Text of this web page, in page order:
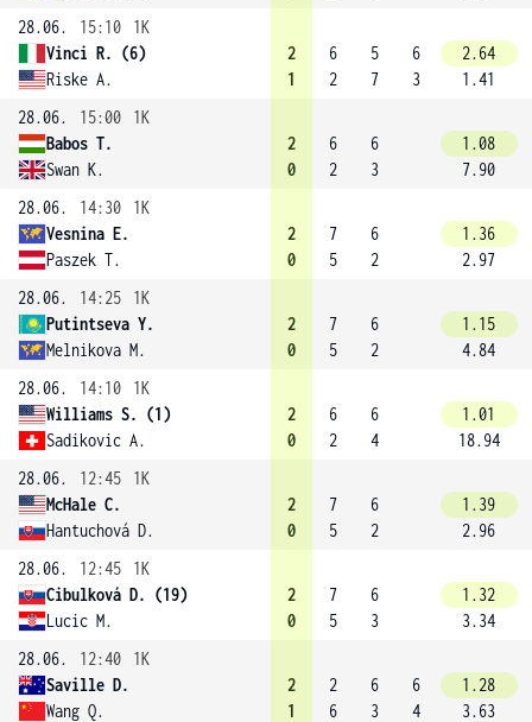
28.06.
15:10
1K
Vinci R. (6)
Riske A.
2
1
6
2
5
7
6
3
2.64
1.41
28.06.
15:00
1K
Babos T.
Swan K.
2
0
6
2
6
3
1.08
7.90
28.06.
14:30
1K
Vesnina E.
Paszek T.
2
0
7
5
6
2
1.36
2.97
28.06.
14:25
1K
Putintseva Y.
Melnikova M.
2
0
7
5
6
2
1.15
4.84
28.06.
14:10
1K
Williams S. (1)
Sadikovic A.
2
0
6
2
6
4
1.01
18.94
28.06.
12:45
1K
McHale C.
Hantuchová D.
2
0
7
5
6
2
1.39
2.96
28.06.
12:45
1K
Cibulková D. (19)
Lucic M.
2
0
7
5
6
3
1.32
3.34
28.06.
12:40
1K
Saville D.
Wang Q.
2
1
2
6
6
3
6
4
1.28
3.63